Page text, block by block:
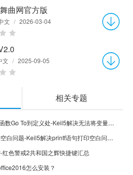
曲网官方版
文 / 2026-03-04
文 / 2025-09-05
相关专题
Keil5怎么解决无法将变量或函数Go To到定义处-Keil5解决无法将变量或函数Go To到定义处的方法
Keil5怎么解决printf语句打印空白问题-Keil5解决printf语句打印空白问题的方法
色警戒2共和国之辉快捷键汇总
怎么安装？